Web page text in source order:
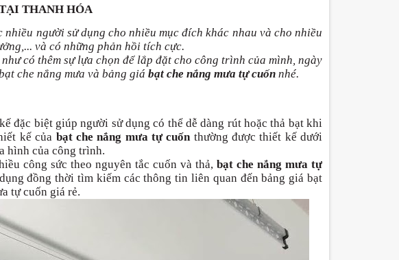
THANH HÓA
người sử dụng cho nhiều mục đích khác nhau và cho nhiều
và có những phản hồi tích cực.
có thêm sự lựa chọn để lắp đặt cho công trình của mình, ngày
che nắng mưa và bảng giá bạt che nắng mưa tự cuốn nhé.
đặc biệt giúp người sử dụng có thể dễ dàng rút hoặc thả bạt khi
kế của bạt che nắng mưa tự cuốn thường được thiết kế dưới
hình của công trình.
công sức theo nguyên tắc cuốn và thả, bạt che nắng mưa tự
đồng thời tìm kiếm các thông tin liên quan đến bảng giá bạt
tự cuốn giá rẻ.